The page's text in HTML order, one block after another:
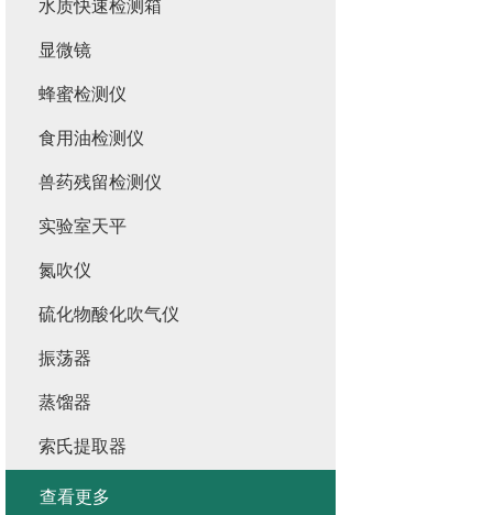
水质快速检测箱
显微镜
蜂蜜检测仪
食用油检测仪
兽药残留检测仪
实验室天平
氮吹仪
硫化物酸化吹气仪
振荡器
蒸馏器
索氏提取器
查看更多